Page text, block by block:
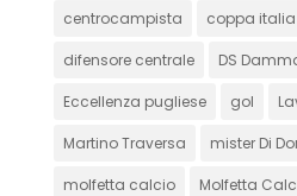
centrocampista coppa italia
difensore centrale DS
Eccellenza pugliese gol
Martino Traversa mister Di
molfetta calcio Molfetta